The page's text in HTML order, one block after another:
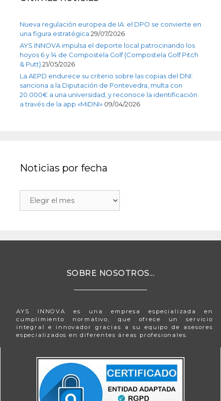
Nueva regulación europea de IA: el DPO se convierte en
una figura estratégica 29/07/2026
AYS INNOVA impulsa el deporte local patrocinando los
hoyos 6 y 14 de Compostela Golf (Compostela Golf Pitch
& Putt) 21/05/2026
La AEPD endurece su criterio sobre las copias del DNI:
sanciona a la Diputación de Pontevedra, multa con
20.000€ a una universidad, y reconoce la identificación
a través de la app «MiDNI» 09/04/2026
Noticias por fecha
SOBRE NOSOTROS...
AYS INNOVA es una empresa especializada en
cumplimiento normativo, que ofrece un servicio
integral e innovador gracias a su equipo de asesores
especializados en diferentes áreas profesionales.